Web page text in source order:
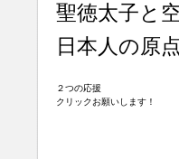
聖徳太子と
日本人の原
２つの応援
クリックお願いします！